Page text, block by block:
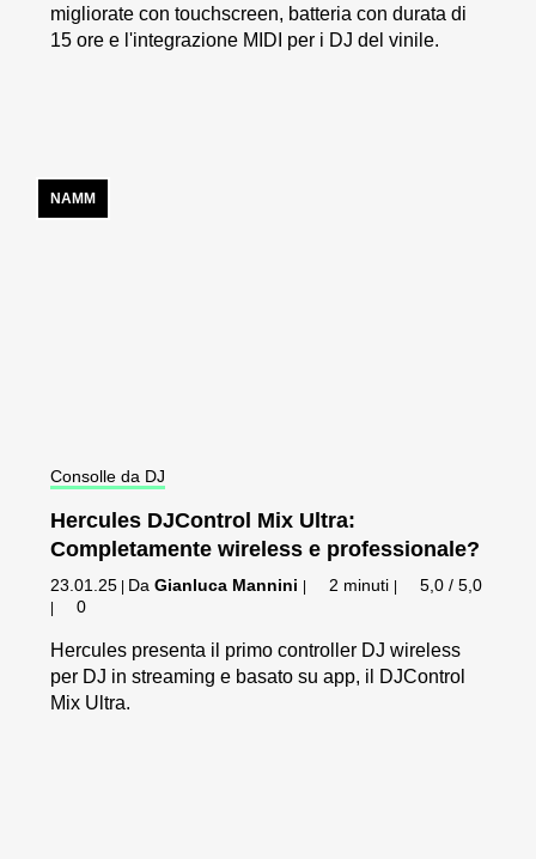
migliorate con touchscreen, batteria con durata di
15 ore e l'integrazione MIDI per i DJ del vinile.
NAMM
Consolle da DJ
Hercules DJControl Mix Ultra:
Completamente wireless e professionale?
23.01.25 | DaGianluca Mannini | 2 minuti | 5,0 / 5,0
| 0
Hercules presenta il primo controller DJ wireless
per DJ in streaming e basato su app, il DJControl
Mix Ultra.